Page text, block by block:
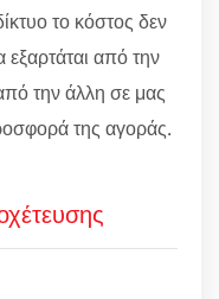
το κόστος δεν
εξαρτάται από την
την άλλη σε μας
της αγοράς.